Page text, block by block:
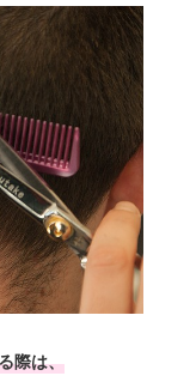
際は、